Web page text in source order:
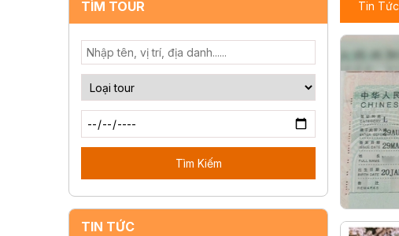
TÌM TOUR
Tìm Kiếm
TIN TỨC
Tin Tức